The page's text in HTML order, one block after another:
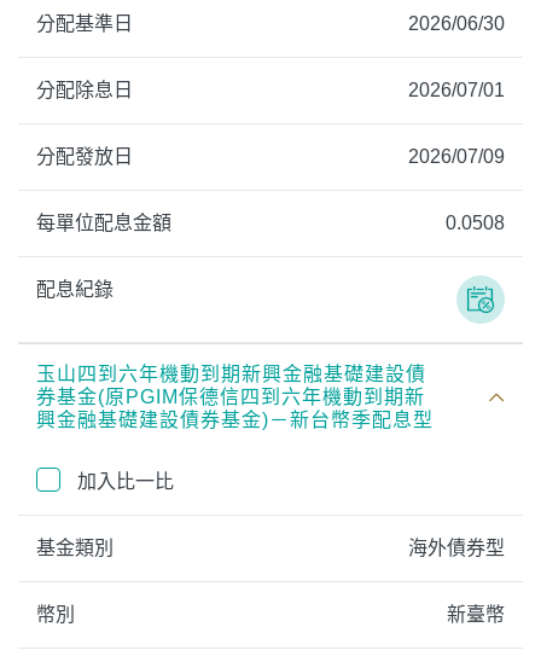
分配基準日 2026/06/30
分配除息日 2026/07/01
分配發放日 2026/07/09
每單位配息金額 0.0508
配息紀錄
玉山四到六年機動到期新興金融基礎建設債
券基金(原PGIM保德信四到六年機動到期新
興金融基礎建設債券基金)－新台幣季配息型
加入比一比
基金類別 海外債券型
幣別 新臺幣